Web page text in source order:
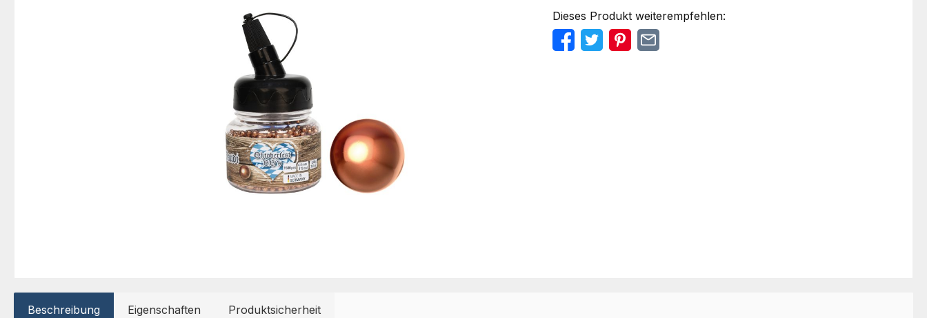
Dieses Produkt weiterempfehlen:
Beschreibung Eigenschaften Produktsicherheit